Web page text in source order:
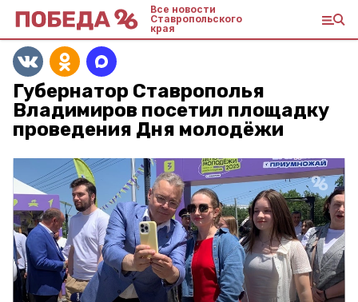
Все новости
Ставропольского
края
Губернатор Ставрополья
Владимиров посетил площадку
проведения Дня молодёжи